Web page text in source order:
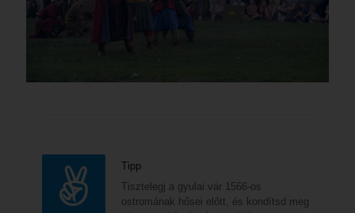
Tipp
Tisztelegj a gyulai vár 1566-os
ostromának hősei előtt, és kondítsd meg